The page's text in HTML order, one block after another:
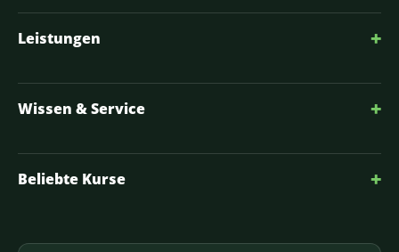
Leistungen +
Wissen & Service +
Beliebte Kurse +